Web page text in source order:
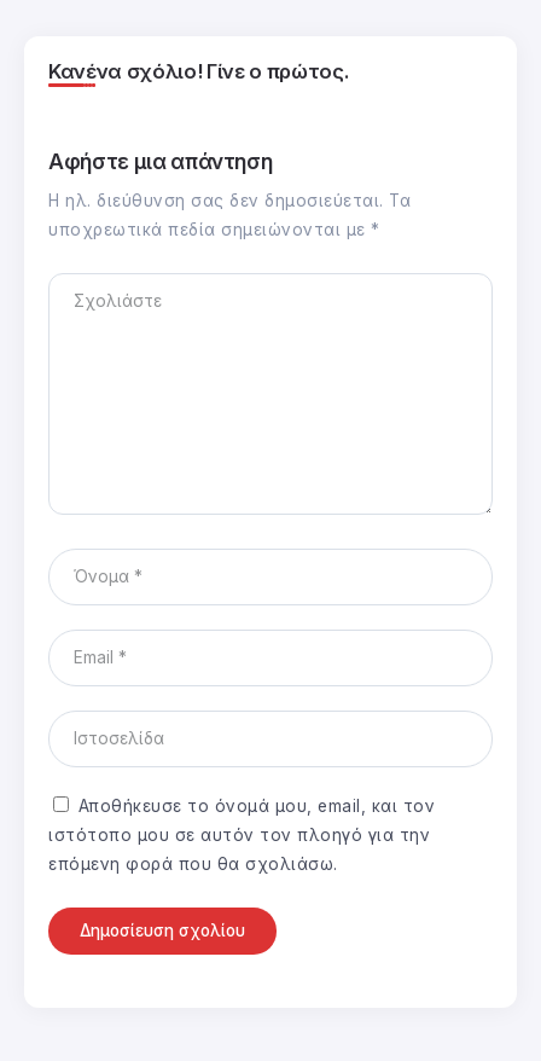
Κανένα σχόλιο! Γίνε ο πρώτος.
Αφήστε μια απάντηση
Η ηλ. διεύθυνση σας δεν δημοσιεύεται. Τα
υποχρεωτικά πεδία σημειώνονται με *
Αποθήκευσε το όνομά μου, email, και τον
ιστότοπο μου σε αυτόν τον πλοηγό για την
επόμενη φορά που θα σχολιάσω.